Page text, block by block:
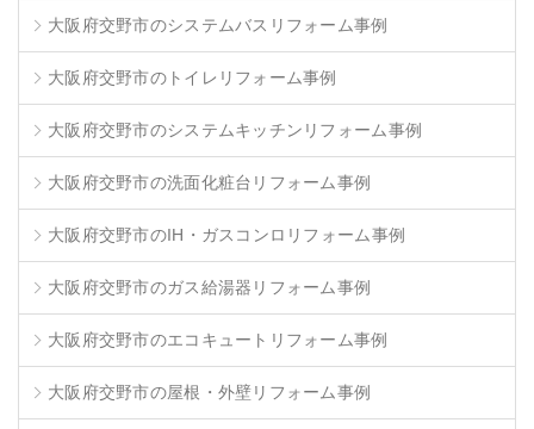
大阪府交野市のシステムバスリフォーム事例
大阪府交野市のトイレリフォーム事例
大阪府交野市のシステムキッチンリフォーム事例
大阪府交野市の洗面化粧台リフォーム事例
大阪府交野市のIH・ガスコンロリフォーム事例
大阪府交野市のガス給湯器リフォーム事例
大阪府交野市のエコキュートリフォーム事例
大阪府交野市の屋根・外壁リフォーム事例